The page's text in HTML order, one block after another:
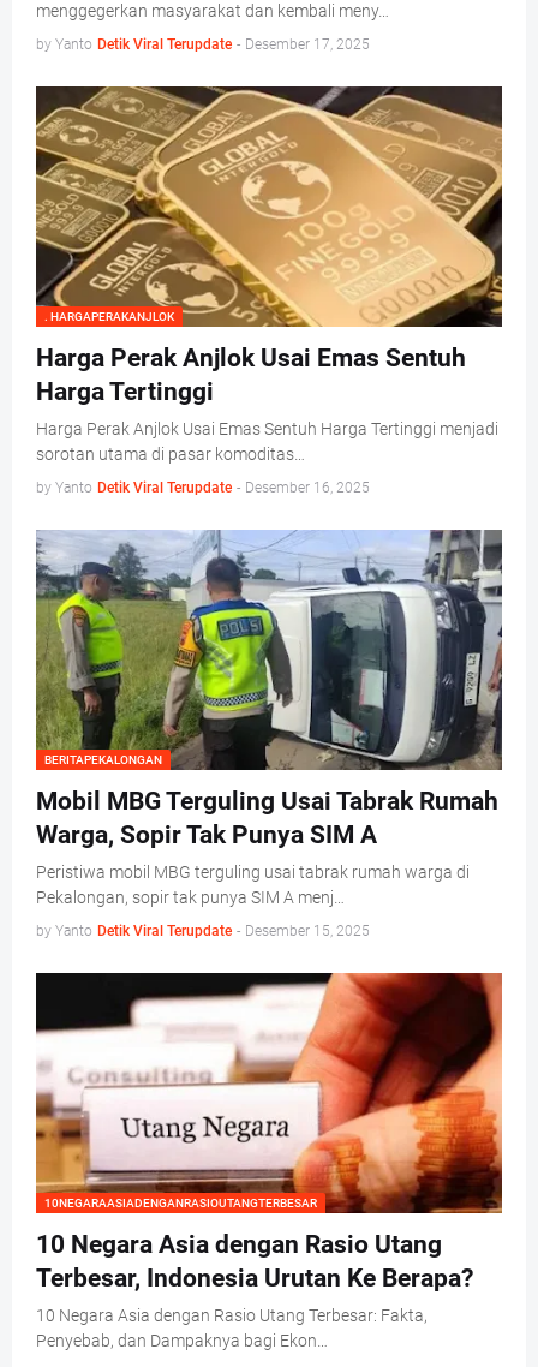
menggegerkan masyarakat dan kembali meny…
by Yanto Detik Viral Terupdate - Desember 17, 2025
. HARGAPERAKANJLOK
Harga Perak Anjlok Usai Emas Sentuh
Harga Tertinggi
Harga Perak Anjlok Usai Emas Sentuh Harga Tertinggi menjadi
sorotan utama di pasar komoditas…
by Yanto Detik Viral Terupdate - Desember 16, 2025
BERITAPEKALONGAN
Mobil MBG Terguling Usai Tabrak Rumah
Warga, Sopir Tak Punya SIM A
Peristiwa mobil MBG terguling usai tabrak rumah warga di
Pekalongan, sopir tak punya SIM A menj…
by Yanto Detik Viral Terupdate - Desember 15, 2025
10NEGARAASIADENGANRASIOUTANGTERBESAR
10 Negara Asia dengan Rasio Utang
Terbesar, Indonesia Urutan Ke Berapa?
10 Negara Asia dengan Rasio Utang Terbesar: Fakta,
Penyebab, dan Dampaknya bagi Ekon…